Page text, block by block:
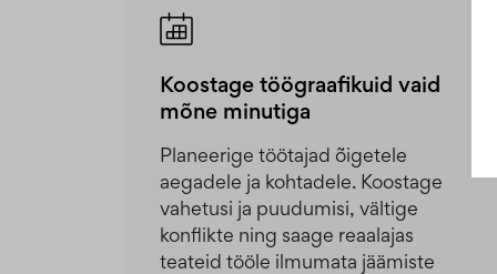
Koostage töögraafikuid vaid
mõne minutiga
Planeerige töötajad õigetele
aegadele ja kohtadele. Koostage
vahetusi ja puudumisi, vältige
konflikte ning saage reaalajas
teateid tööle ilmumata jäämiste